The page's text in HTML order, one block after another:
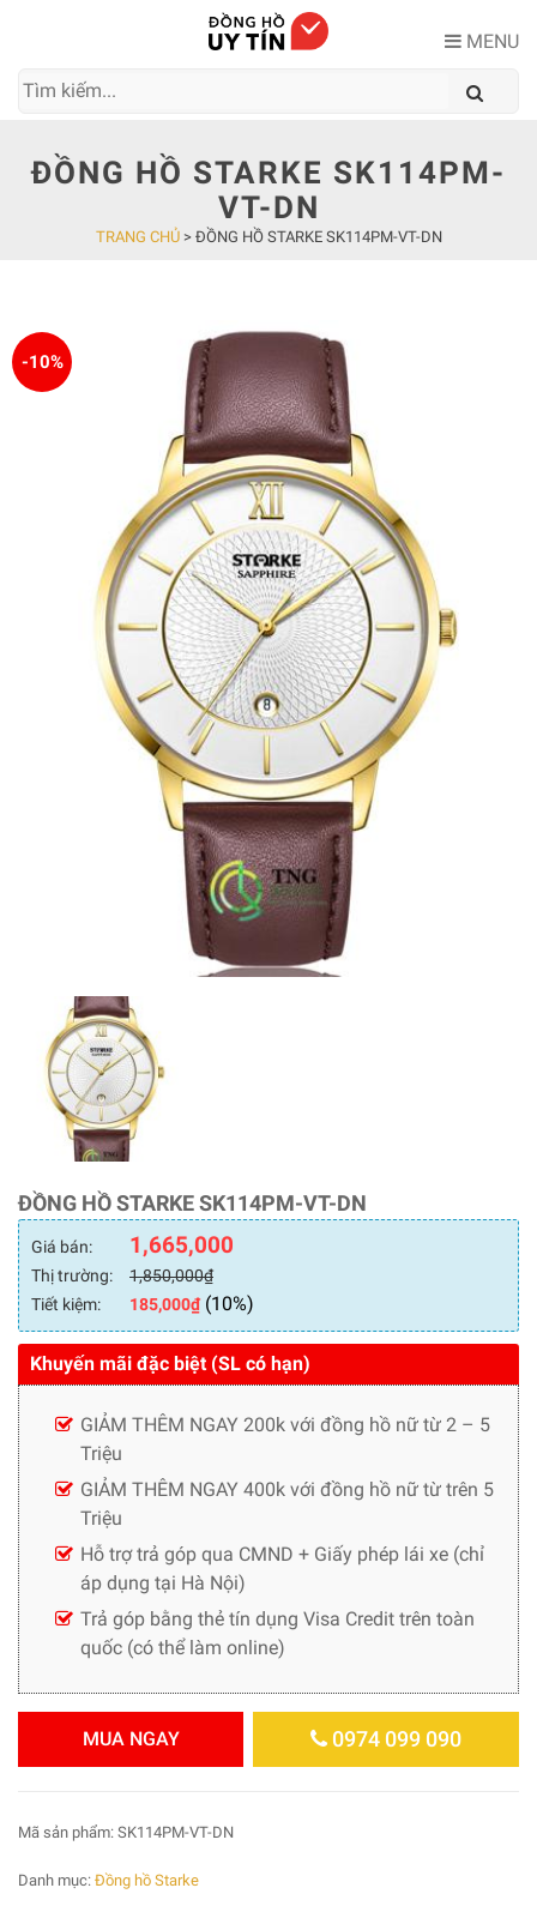
MENU
ĐỒNG HỒ STARKE SK114PM-
VT-DN
TRANG CHỦ> ĐỒNG HỒ STARKE SK114PM-VT-DN
-10%
ĐỒNG HỒ STARKE SK114PM-VT-DN
Giá bán: 1,665,000
Thị trường: 1,850,000₫
Tiết kiệm:
185,000₫(10%)
Khuyến mãi đặc biệt (SL có hạn)
GIẢM THÊM NGAY 200k với đồng hồ nữ từ 2 – 5
Triệu
GIẢM THÊM NGAY 400k với đồng hồ nữ từ trên 5
Triệu
Hỗ trợ trả góp qua CMND + Giấy phép lái xe (chỉ
áp dụng tại Hà Nội)
Trả góp bằng thẻ tín dụng Visa Credit trên toàn
quốc (có thể làm online)
MUA NGAY 0974 099 090
Mã sản phẩm: SK114PM-VT-DN
Danh mục: Đồng hồ Starke